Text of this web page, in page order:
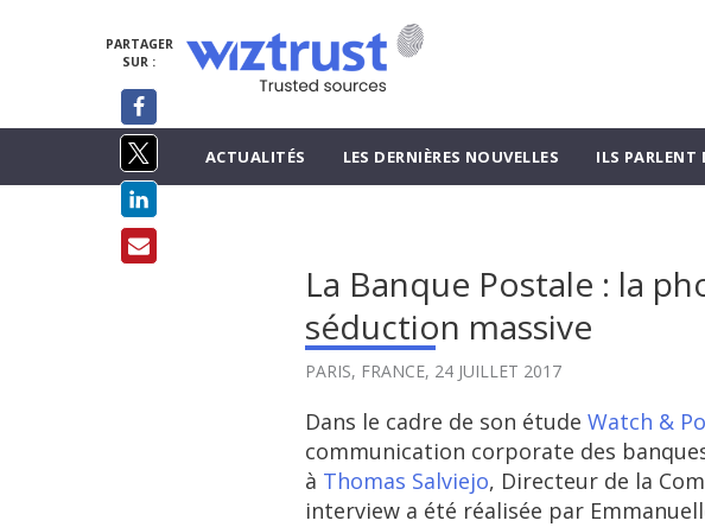
ACTUALITÉS LES DERNIÈRES NOUVELLES ILS PARLENT
La Banque Postale : la
séduction massive
PARIS, FRANCE, 24 JUILLET 2017
Dans le cadre de son étude Watch &
communication corporate des
à Thomas Salviejo, Directeur de la
interview a été réalisée par
PARTAGER
SUR :